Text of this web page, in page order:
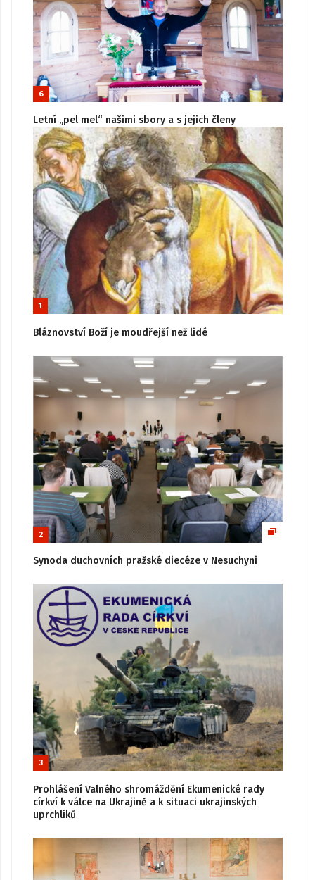
6
Letní „pel mel“ našimi sbory a s jejich členy
1
Bláznovství Boží je moudřejší než lidé
2
Synoda duchovních pražské diecéze v Nesuchyni
3
Prohlášení Valného shromáždění Ekumenické rady
církví k válce na Ukrajině a k situaci ukrajinských
uprchlíků